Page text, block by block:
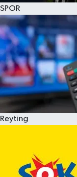
SPOR
Reyting